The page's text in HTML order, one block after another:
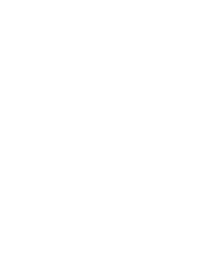
extrema
material à
corte a fio
ideais